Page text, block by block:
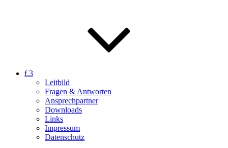
f.3
Leitbild
Fragen & Antworten
Ansprechpartner
Downloads
Links
Impressum
Datenschutz